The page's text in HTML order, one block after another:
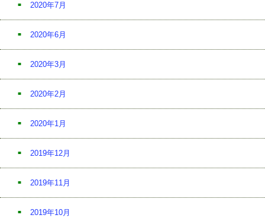
2020年7月
2020年6月
2020年3月
2020年2月
2020年1月
2019年12月
2019年11月
2019年10月